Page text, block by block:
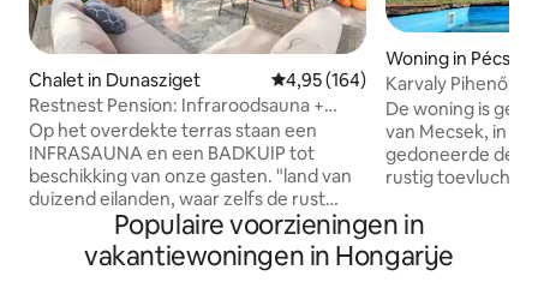
Chalet in Dunasziget Gemiddelde beoordeling van
4,95 (164)
Restnest Pension: Infraroodsauna +
kuipbad
Op het overdekte terras staan een
INFRASAUNA en een BADKUIP tot
beschikking van onze gasten. "land van
duizend eilanden, waar zelfs de rust
komt om te ontspannen" Wij zijn een
ideale keuze voor zowel passieve als
actieve recreatie. Het huis met
Woning in Pécs
Karvaly Pihenő -
De woning is
van Mecsek, in
gedoneerde deel
rustig
ruimtes en een
het huis. Dicht
toch ver genoeg
Populaire voorzieningen in
vakantiewoningen in Hongarije